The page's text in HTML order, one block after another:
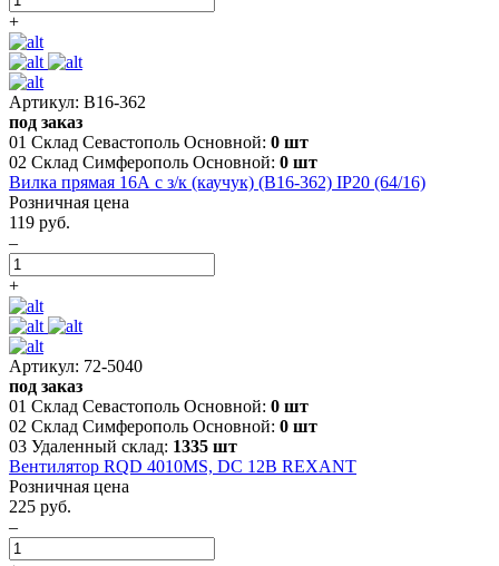
+
Артикул: В16-362
под заказ
01 Склад Севастополь Основной: 0 шт
02 Склад Симферополь Основной: 0 шт
Вилка прямая 16А с з/к (каучук) (В16-362) IP20 (64/16)
Розничная цена
119 руб.
–
+
Артикул: 72-5040
под заказ
01 Склад Севастополь Основной: 0 шт
02 Склад Симферополь Основной: 0 шт
03 Удаленный склад: 1335 шт
Вентилятор RQD 4010MS, DC 12В REXANT
Розничная цена
225 руб.
–